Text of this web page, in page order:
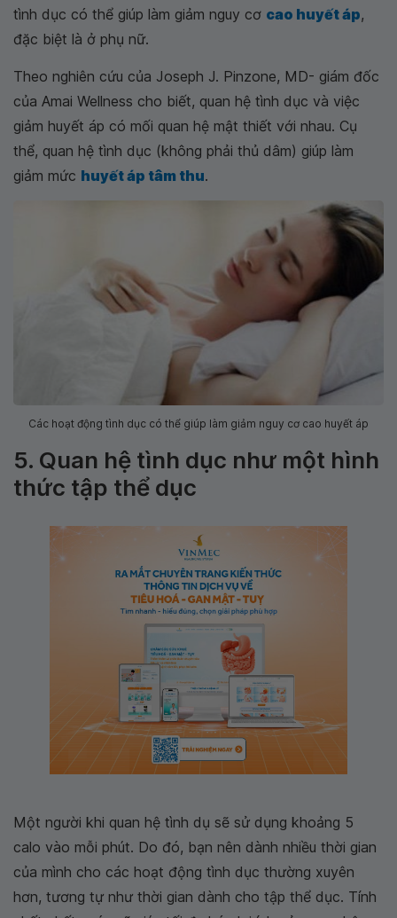
tình dục có thể giúp làm giảm nguy cơ cao huyết áp,
đặc biệt là ở phụ nữ.
Theo nghiên cứu của Joseph J. Pinzone, MD- giám đốc
của Amai Wellness cho biết, quan hệ tình dục và việc
giảm huyết áp có mối quan hệ mật thiết với nhau. Cụ
thể, quan hệ tình dục (không phải thủ dâm) giúp làm
giảm mức huyết áp tâm thu.
Các hoạt động tình dục có thể giúp làm giảm nguy cơ cao huyết áp
5. Quan hệ tình dục như một hình
thức tập thể dục
Một người khi quan hệ tình dụ sẽ sử dụng khoảng 5
calo vào mỗi phút. Do đó, bạn nên dành nhiều thời gian
của mình cho các hoạt động tình dục thường xuyên
hơn, tương tự như thời gian dành cho tập thể dục. Tính